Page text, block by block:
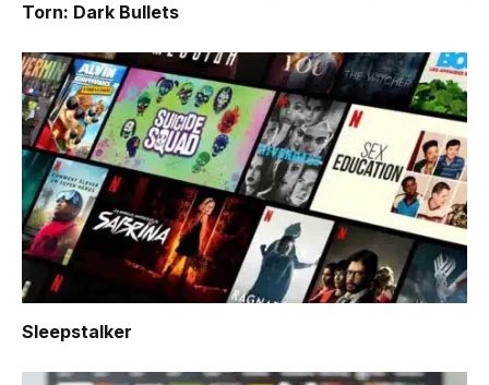
Torn: Dark Bullets
Sleepstalker